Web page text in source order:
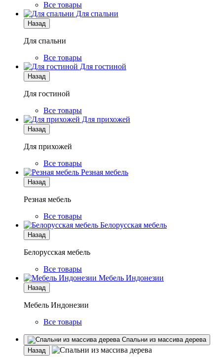
Все товары
Для спальни
Назад
Для спальни
Все товары
Для гостиной
Назад
Для гостиной
Все товары
Для прихожей
Назад
Для прихожей
Все товары
Резная мебель
Назад
Резная мебель
Все товары
Белорусская мебель
Назад
Белорусская мебель
Все товары
Мебель Индонезии
Назад
Мебель Индонезии
Все товары
Спальни из массива дерева
Назад